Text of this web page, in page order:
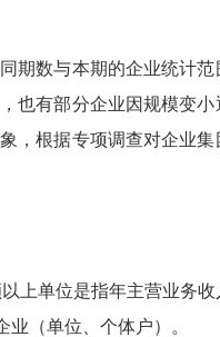
期数与本期的企业统计范
也有部分企业因规模变小
，根据专项调查对企业集
上单位是指年主营业务收
（单位、个体户）。